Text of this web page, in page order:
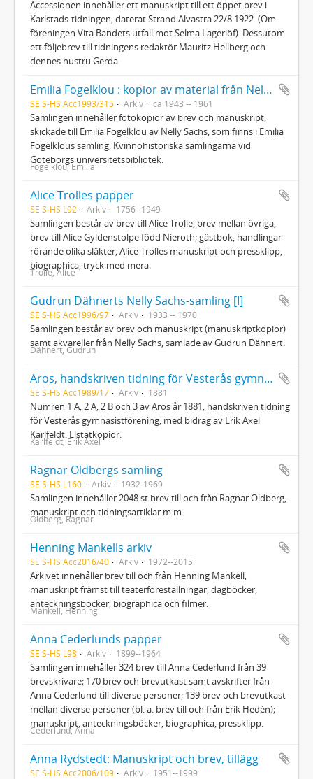
Accessionen innehåller ett manuskript till ett öppet brev i
Karlstads-tidningen, daterat Strand Alvastra 22/8 1922. (Om
föreningen Vita Bandets utfall mot Selma Lagerlöf). Dessutom
ett följebrev till tidningens redaktör Mauritz Hellberg och
dennes hustru Gerda
Emilia Fogelklou : kopior av material från Nelly Sachs
SE S-HS Acc1993/315 Arkiv ca 1943 -- 1961
Samlingen innehåller fotokopior av brev och manuskript,
skickade till Emilia Fogelklou av Nelly Sachs, som finns i Emilia
Fogelklous samling, Kvinnohistoriska samlingarna vid
Göteborgs universitetsbibliotek.
Fogelklou, Emilia
Alice Trolles papper
SE S-HS L92 Arkiv 1756--1949
Samlingen består av brev till Alice Trolle, brev mellan övriga,
brev till Alice Gyldenstolpe född Nieroth; gästbok, handlingar
rörande olika släkter, Alice Trolles manuskript och pressklipp,
biographica, tryck med mera.
Trolle, Alice
Gudrun Dähnerts Nelly Sachs-samling [I]
SE S-HS Acc1996/97 Arkiv 1933 -- 1970
Samlingen består av brev och manuskript (manuskriptkopior)
samt akvareller från Nelly Sachs, samlade av Gudrun Dähnert.
Dähnert, Gudrun
Aros, handskriven tidning för Vesterås gymnasistförening, med bidrag av Erik Axel Karlfeldt
SE S-HS Acc1989/17 Arkiv 1881
Numren 1 A, 2 A, 2 B och 3 av Aros år 1881, handskriven tidning
för Vesterås gymnasistförening, med bidrag av Erik Axel
Karlfeldt. Elstatkopior.
Karlfeldt, Erik Axel
Ragnar Oldbergs samling
SE S-HS L160 Arkiv 1932-1969
Samlingen innehåller 2048 st brev till och från Ragnar Oldberg,
manuskript och tidningsartiklar m.m.
Oldberg, Ragnar
Henning Mankells arkiv
SE S-HS Acc2016/40 Arkiv 1972--2015
Arkivet innehåller brev till och från Henning Mankell,
manuskript främst till teaterföreställningar, dagböcker,
anteckningsböcker, biographica och filmer.
Mankell, Henning
Anna Cederlunds papper
SE S-HS L98 Arkiv 1899--1964
Samlingen innehåller 324 brev till Anna Cederlund från 39
brevskrivare; 170 brev och brevutkast samt avskrifter från
Anna Cederlund till diverse personer; 139 brev och brevutkast
mellan diverse personer (bl. a. brev till och från Erik Hedén);
manuskript, anteckningsböcker, biographica, pressklipp.
Cederlund, Anna
Anna Rydstedt: Manuskript och brev, tillägg
SE S-HS Acc2006/109 Arkiv 1951--1999